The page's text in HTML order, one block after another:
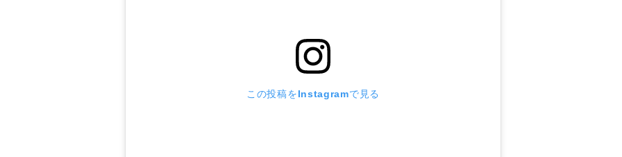
この投稿をInstagramで見る